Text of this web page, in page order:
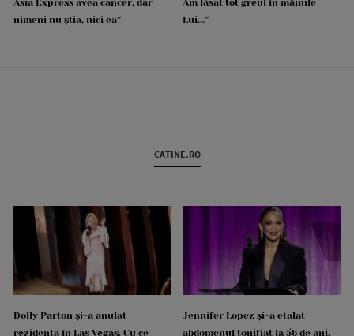
nimeni nu știa, nici ea”
Lui...”
CATINE.RO
Dolly Parton și-a anulat
rezidența în Las Vegas. Cu ce
Jennifer Lopez și-a etalat
abdomenul tonifiat la 56 de ani.